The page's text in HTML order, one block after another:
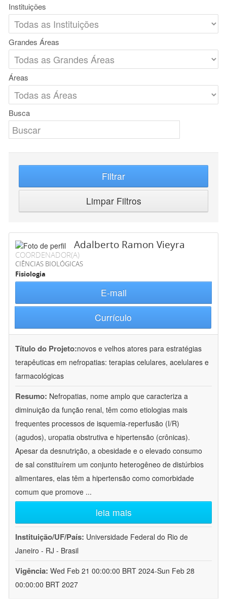
Instituições
Grandes Áreas
Áreas
Busca
Filtrar
Limpar Filtros
Adalberto Ramon Vieyra
COORDENADOR(A)
CIÊNCIAS BIOLÓGICAS
Fisiologia
E-mail
Currículo
Título do Projeto:novos e velhos atores para estratégias
terapêuticas em nefropatias: terapias celulares, acelulares e
farmacológicas
Resumo: Nefropatias, nome amplo que caracteriza a
diminuição da função renal, têm como etiologias mais
frequentes processos de isquemia-reperfusão (I/R)
(agudos), uropatia obstrutiva e hipertensão (crônicas).
Apesar da desnutrição, a obesidade e o elevado consumo
de sal constituírem um conjunto heterogêneo de distúrbios
alimentares, elas têm a hipertensão como comorbidade
comum que promove ...
leia mais
Instituição/UF/País: Universidade Federal do Rio de
Janeiro - RJ - Brasil
Vigência: Wed Feb 21 00:00:00 BRT 2024-Sun Feb 28
00:00:00 BRT 2027